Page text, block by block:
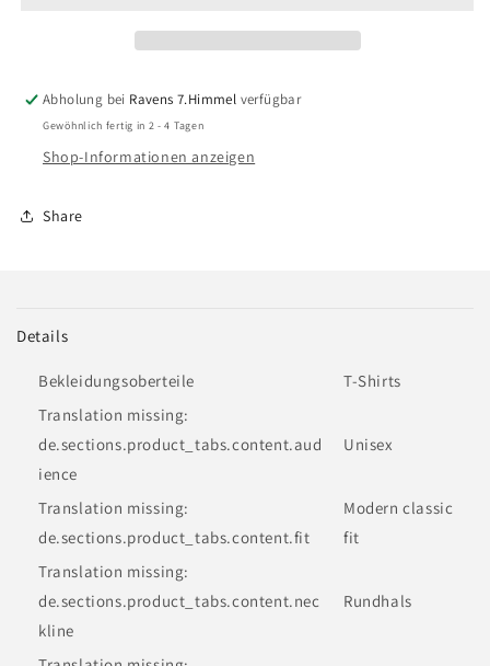
Abholung bei Ravens 7.Himmel verfügbar
Gewöhnlich fertig in 2 - 4 Tagen
Shop-Informationen anzeigen
Share
Details
Bekleidungsoberteile
T-Shirts
Translation missing:
de.sections.product_tabs.content.aud
ience
Unisex
Translation missing:
de.sections.product_tabs.content.fit
Modern classic
fit
Translation missing:
de.sections.product_tabs.content.nec
kline
Rundhals